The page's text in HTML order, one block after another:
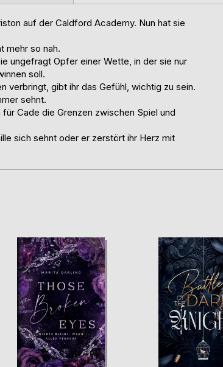
auf der Caldford Academy. Nun hat sie
mehr so nah.
ungefragt Opfer einer Wette, in der sie nur
soll.
verbringt, gibt ihr das Gefühl, wichtig zu sein.
sehnt.
Cade die Grenzen zwischen Spiel und
sich sehnt oder er zerstört ihr Herz mit